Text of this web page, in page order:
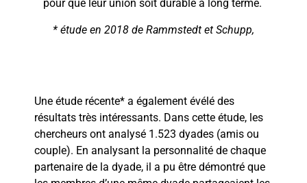
pour que leur union soit durable à long terme.
* étude en 2018 de Rammstedt et Schupp,
Une étude récente* a également évélé des
résultats très intéressants. Dans cette étude, les
chercheurs ont analysé 1.523 dyades (amis ou
couple). En analysant la personnalité de chaque
partenaire de la dyade, il a pu être démontré que